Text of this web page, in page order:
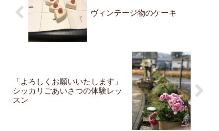
ヴィンテージ物のケーキ
「よろしくお願いいたします」
シッカリごあいさつの体験レッ
スン